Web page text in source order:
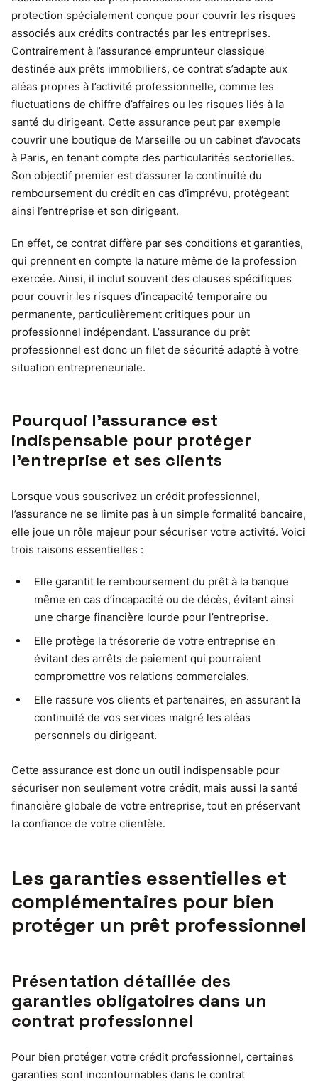
protection spécialement conçue pour couvrir les risques
associés aux crédits contractés par les entreprises.
Contrairement à l’assurance emprunteur classique
destinée aux prêts immobiliers, ce contrat s’adapte aux
aléas propres à l’activité professionnelle, comme les
fluctuations de chiffre d’affaires ou les risques liés à la
santé du dirigeant. Cette assurance peut par exemple
couvrir une boutique de Marseille ou un cabinet d’avocats
à Paris, en tenant compte des particularités sectorielles.
Son objectif premier est d’assurer la continuité du
remboursement du crédit en cas d’imprévu, protégeant
ainsi l’entreprise et son dirigeant.
En effet, ce contrat diffère par ses conditions et garanties,
qui prennent en compte la nature même de la profession
exercée. Ainsi, il inclut souvent des clauses spécifiques
pour couvrir les risques d’incapacité temporaire ou
permanente, particulièrement critiques pour un
professionnel indépendant. L’assurance du prêt
professionnel est donc un filet de sécurité adapté à votre
situation entrepreneuriale.
Pourquoi l’assurance est
indispensable pour protéger
l’entreprise et ses clients
Lorsque vous souscrivez un crédit professionnel,
l’assurance ne se limite pas à un simple formalité bancaire,
elle joue un rôle majeur pour sécuriser votre activité. Voici
trois raisons essentielles :
Elle garantit le remboursement du prêt à la banque
même en cas d’incapacité ou de décès, évitant ainsi
une charge financière lourde pour l’entreprise.
Elle protège la trésorerie de votre entreprise en
évitant des arrêts de paiement qui pourraient
compromettre vos relations commerciales.
Elle rassure vos clients et partenaires, en assurant la
continuité de vos services malgré les aléas
personnels du dirigeant.
Cette assurance est donc un outil indispensable pour
sécuriser non seulement votre crédit, mais aussi la santé
financière globale de votre entreprise, tout en préservant
la confiance de votre clientèle.
Les garanties essentielles et
complémentaires pour bien
protéger un prêt professionnel
Présentation détaillée des
garanties obligatoires dans un
contrat professionnel
Pour bien protéger votre crédit professionnel, certaines
garanties sont incontournables dans le contrat